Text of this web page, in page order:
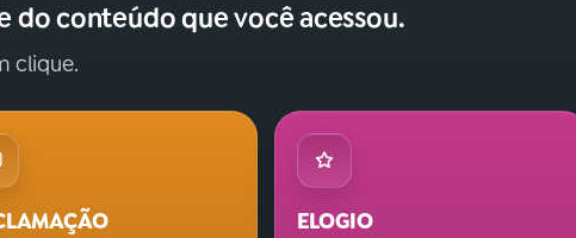
do conteúdo que você acessou.
clique.
ELOGIO